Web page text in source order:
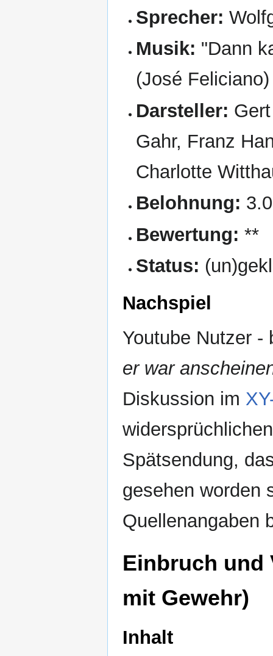
Sprecher:
Musik: "Dann
(José Feliciano)
Darsteller:
Gahr, Franz
Charlotte
Belohnung:
Bewertung: **
Status:
Nachspiel
Youtube Nutzer
er war
Diskussion im
Spätsendung,
gesehen worden
Quellenangaben
Einbruch und
mit Gewehr)
Inhalt